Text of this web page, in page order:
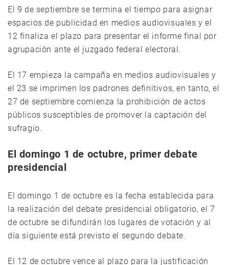
El 9 de septiembre se termina el tiempo para asignar
espacios de publicidad en medios audiovisuales y el
12 finaliza el plazo para presentar el informe final por
agrupación ante el juzgado federal electoral.
El 17 empieza la campaña en medios audiovisuales y
el 23 se imprimen los padrones definitivos, en tanto, el
27 de septiembre comienza la prohibición de actos
públicos susceptibles de promover la captación del
sufragio.
El domingo 1 de octubre, primer debate
presidencial
El domingo 1 de octubre es la fecha establecida para
la realización del debate presidencial obligatorio, el 7
de octubre se difundirán los lugares de votación y al
día siguiente está previsto el segundo debate.
El 12 de octubre vence al plazo para la justificación